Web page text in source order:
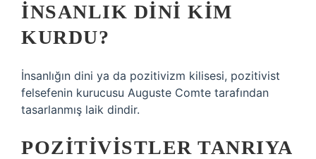
İNSANLIK DINI KIM
KURDU?
İnsanlığın dini ya da pozitivizm kilisesi, pozitivist
felsefenin kurucusu Auguste Comte tarafından
tasarlanmış laik dindir.
POZITIVISTLER TANRIYA